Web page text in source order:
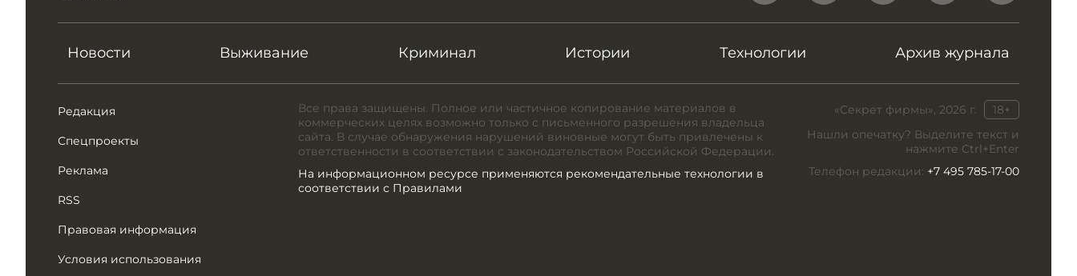
Новости Выживание Криминал Истории Технологии Архив журнала
Редакция
Спецпроекты
Реклама
RSS
Правовая информация
Условия использования
«Секрет фирмы», 2026 г.
18+
Нашли опечатку? Выделите текст и
нажмите Ctrl+Enter
Телефон редакции: +7 495 785-17-00
Все права защищены. Полное или частичное копирование материалов в
коммерческих целях возможно только с письменного разрешения владельца
сайта. В случае обнаружения нарушений виновные могут быть привлечены к
ответственности в соответствии с законодательством Российской Федерации.
На информационном ресурсе применяются рекомендательные технологии в
соответствии с Правилами